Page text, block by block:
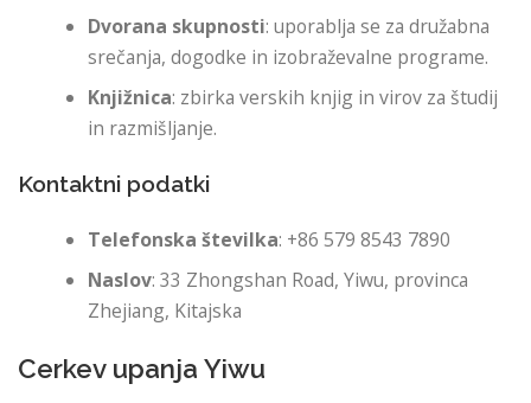
Dvorana skupnosti: uporablja se za družabna
srečanja, dogodke in izobraževalne programe.
Knjižnica: zbirka verskih knjig in virov za študij
in razmišljanje.
Kontaktni podatki
Telefonska številka: +86 579 8543 7890
Naslov: 33 Zhongshan Road, Yiwu, provinca
Zhejiang, Kitajska
Cerkev upanja Yiwu